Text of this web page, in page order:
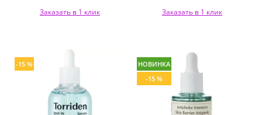
Заказать в 1 клик Заказать в 1 клик
-15 %
НОВИНКА
-15 %